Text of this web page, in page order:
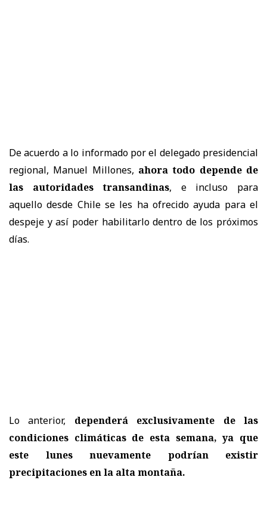
De acuerdo a lo informado por el delegado presidencial
regional, Manuel Millones, ahora todo depende de
las autoridades transandinas, e incluso para
aquello desde Chile se les ha ofrecido ayuda para el
despeje y así poder habilitarlo dentro de los próximos
días.
Lo anterior, dependerá exclusivamente de las
condiciones climáticas de esta semana, ya que
este lunes nuevamente podrían existir
precipitaciones en la alta montaña.